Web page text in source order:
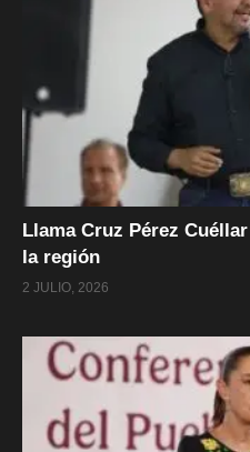
Llama Cruz Pérez
la región
2 JULIO, 2026